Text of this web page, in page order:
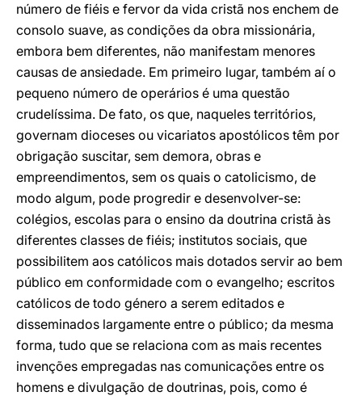
número de fiéis e fervor da vida cristã nos enchem de
consolo suave, as condições da obra missionária,
embora bem diferentes, não manifestam menores
causas de ansiedade. Em primeiro lugar, também aí o
pequeno número de operários é uma questão
crudelíssima. De fato, os que, naqueles territórios,
governam dioceses ou vicariatos apostólicos têm por
obrigação suscitar, sem demora, obras e
empreendimentos, sem os quais o catolicismo, de
modo algum, pode progredir e desenvolver-se:
colégios, escolas para o ensino da doutrina cristã às
diferentes classes de fiéis; institutos sociais, que
possibilitem aos católicos mais dotados servir ao bem
público em conformidade com o evangelho; escritos
católicos de todo género a serem editados e
disseminados largamente entre o público; da mesma
forma, tudo que se relaciona com as mais recentes
invenções empregadas nas comunicações entre os
homens e divulgação de doutrinas, pois, como é